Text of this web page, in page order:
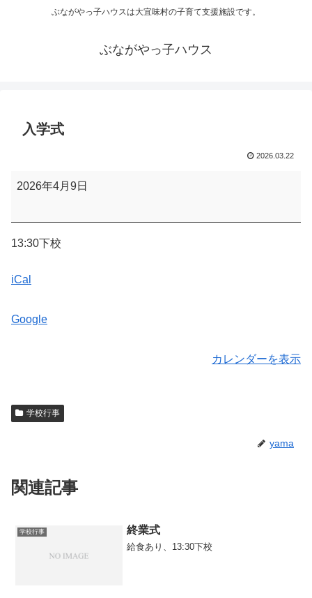
ぶながやっ子ハウスは大宜味村の子育て支援施設です。
ぶながやっ子ハウス
入学式
2026.03.22
入
2026年4月9日
13:30下校
iCal
Google
カレンダーを表示
学校行事
yama
関連記事
学校行事 終業式
給食あり、13:30下校